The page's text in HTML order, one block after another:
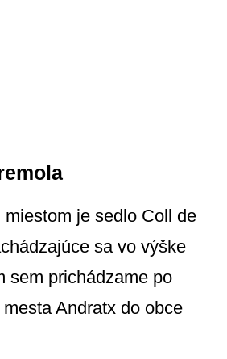
je sedlo Coll de
sa vo výške
sem prichádzame po
Andratx do obce